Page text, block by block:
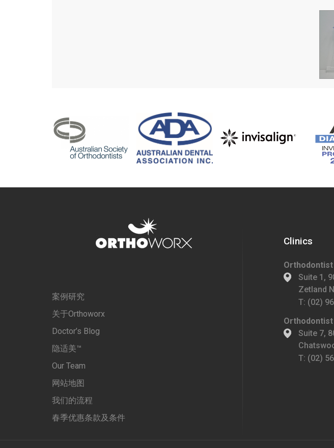
案例研究
关于Orthoworx
Doctor’s Blog
隐适美™
Our Team
网站地图
我们的流程
春季优惠条款及条件
Clinics
Orthodontist
Suite 1,
Zetland
T: (02)
Orthodontist
Suite 7,
T: (02)